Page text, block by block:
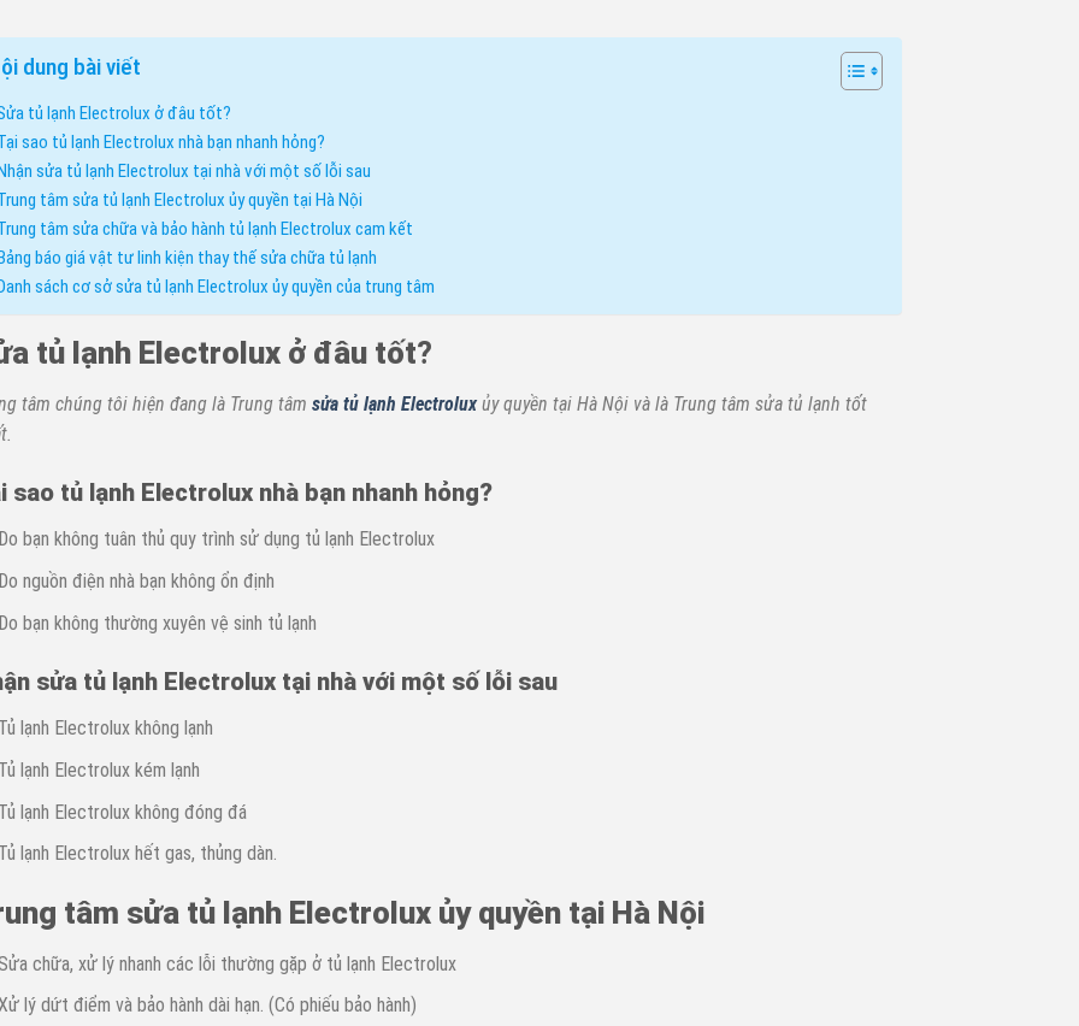
dung bài viết
tủ lạnh Electrolux ở đâu tốt?
sao tủ lạnh Electrolux nhà bạn nhanh hỏng?
sửa tủ lạnh Electrolux tại nhà với một số lỗi sau
tâm sửa tủ lạnh Electrolux ủy quyền tại Hà Nội
tâm sửa chữa và bảo hành tủ lạnh Electrolux cam kết
báo giá vật tư linh kiện thay thế sửa chữa tủ lạnh
sách cơ sở sửa tủ lạnh Electrolux ủy quyền của trung tâm
tủ lạnh Electrolux ở đâu tốt?
tâm chúng tôi hiện đang là Trung tâm sửa tủ lạnh Electroluxủy quyền tại Hà Nội và là Trung tâm sửa tủ lạnh tốt
sao tủ lạnh Electrolux nhà bạn nhanh hỏng?
bạn không tuân thủ quy trình sử dụng tủ lạnh Electrolux
nguồn điện nhà bạn không ổn định
bạn không thường xuyên vệ sinh tủ lạnh
sửa tủ lạnh Electrolux tại nhà với một số lỗi sau
lạnh Electrolux không lạnh
lạnh Electrolux kém lạnh
lạnh Electrolux không đóng đá
lạnh Electrolux hết gas, thủng dàn.
tâm sửa tủ lạnh Electrolux ủy quyền tại Hà Nội
chữa, xử lý nhanh các lỗi thường gặp ở tủ lạnh Electrolux
lý dứt điểm và bảo hành dài hạn. (Có phiếu bảo hành)